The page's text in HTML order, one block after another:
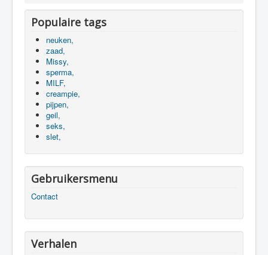
Populaire tags
neuken,
zaad,
Missy,
sperma,
MILF,
creampie,
pijpen,
geil,
seks,
slet,
Gebruikersmenu
Contact
Verhalen